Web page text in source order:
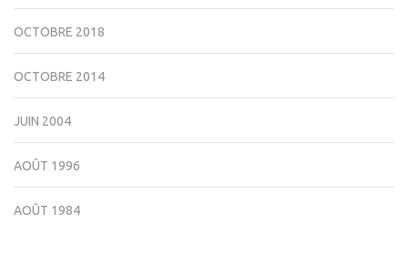
OCTOBRE 2018
OCTOBRE 2014
JUIN 2004
AOÛT 1996
AOÛT 1984